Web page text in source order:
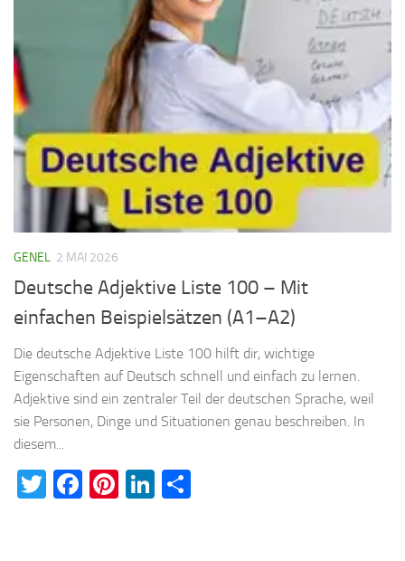
GENEL 2 MAI 2026
Deutsche Adjektive Liste 100 – Mit
einfachen Beispielsätzen (A1–A2)
Die deutsche Adjektive Liste 100 hilft dir, wichtige
Eigenschaften auf Deutsch schnell und einfach zu lernen.
Adjektive sind ein zentraler Teil der deutschen Sprache, weil
sie Personen, Dinge und Situationen genau beschreiben. In
diesem...
Twitter
Facebook
Pinterest
LinkedIn